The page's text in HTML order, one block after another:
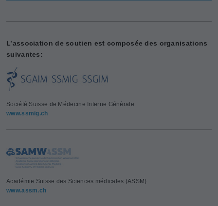
L’association de soutien est composée des organisations
suivantes:
Société Suisse de Médecine Interne Générale
www.ssmig.ch
Académie Suisse des Sciences médicales (ASSM)
www.assm.ch